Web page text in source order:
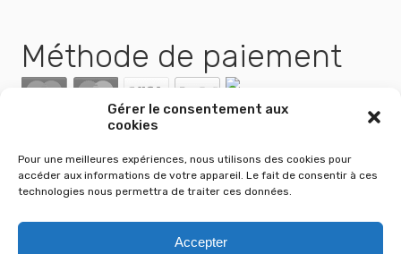
Gérer le consentement aux
cookies
Pour une meilleures expériences, nous utilisons des cookies pour
accéder aux informations de votre appareil. Le fait de consentir à ces
technologies nous permettra de traiter ces données.
Accepter
Méthode de paiement